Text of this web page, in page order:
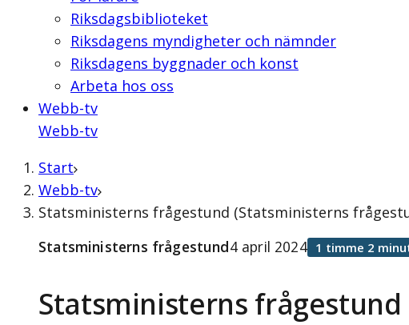
Riksdagsbiblioteket
Riksdagens myndigheter och nämnder
Riksdagens byggnader och konst
Arbeta hos oss
Webb-tv
Webb-tv
Start
Webb-tv
Statsministerns frågestund (Statsministerns
Statsministerns frågestund
Statsministerns frågestund4 april 2024 1 timme 2